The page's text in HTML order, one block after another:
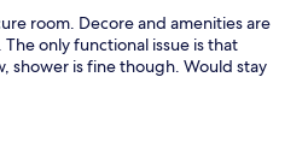
room. Decore and amenities are
only functional issue is that
shower is fine though. Would stay